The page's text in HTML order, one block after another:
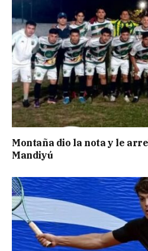
Montaña dio la nota y le
Mandiyú